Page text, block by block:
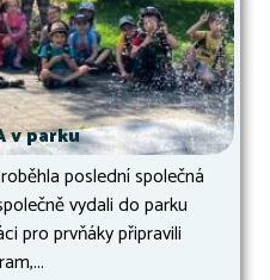
v parku
poslední společná
vydali do parku
pro prvňáky připravili